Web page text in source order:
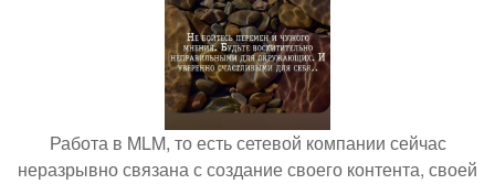
Работа в MLM, то есть сетевой компании сейчас
неразрывно связана с создание своего контента, своей